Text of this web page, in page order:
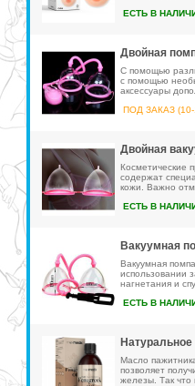
ЕСТЬ В
Двойная
С помощью
с помощью
аксессуары
ПОД ЗАКАЗ (10-
Двойная
Косметические
содержат
кожи. Важно
ЕСТЬ В
Вакуумная
Вакуумная
использовании
нагнетания и
ЕСТЬ В
Масло
позволяет
железы. Так что